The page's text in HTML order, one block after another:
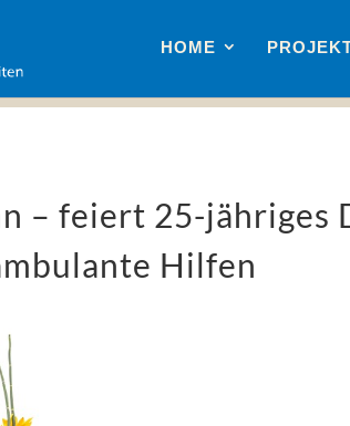
HOME
– feiert 25-jähriges
Hilfen